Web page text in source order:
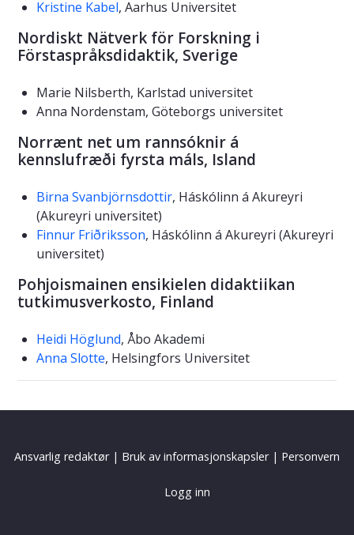
Kristine Kabel, Aarhus Universitet
Nordiskt Nätverk för Forskning i
Förstaspråksdidaktik, Sverige
Marie Nilsberth, Karlstad universitet
Anna Nordenstam, Göteborgs universitet
Norrænt net um rannsóknir á
kennslufræði fyrsta máls, Island
Birna Svanbjörnsdottir, Háskólinn á Akureyri
(Akureyri universitet)
Finnur Friðriksson, Háskólinn á Akureyri (Akureyri
universitet)
Pohjoismainen ensikielen didaktiikan
tutkimusverkosto, Finland
Heidi Höglund, Åbo Akademi
Anna Slotte, Helsingfors Universitet
Ansvarlig redaktør| Bruk av informasjonskapsler| Personvern
Logg inn